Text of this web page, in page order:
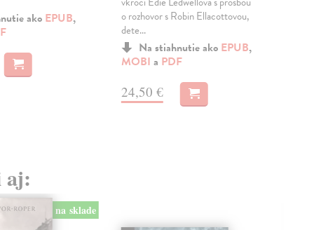
ako EPUB,
o rozhovor s Robin Ellacottovou,
dete...
Na stiahnutie ako EPUB,
MOBI a PDF
24,50 €
aj:
na sklade